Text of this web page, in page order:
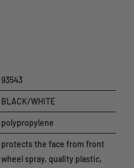
93543
BLACK/WHITE
polypropylene
protects the face from front
wheel spray, quality plastic,